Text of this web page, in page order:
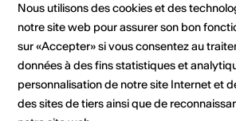
Appels à
Partager l'actualité
Nous utilisons des cookies et des
notre site web pour assurer son bon
sur «Accepter» si vous consentez au
données à des fins statistiques et
personnalisation de notre site Internet et
des sites de tiers ainsi que de